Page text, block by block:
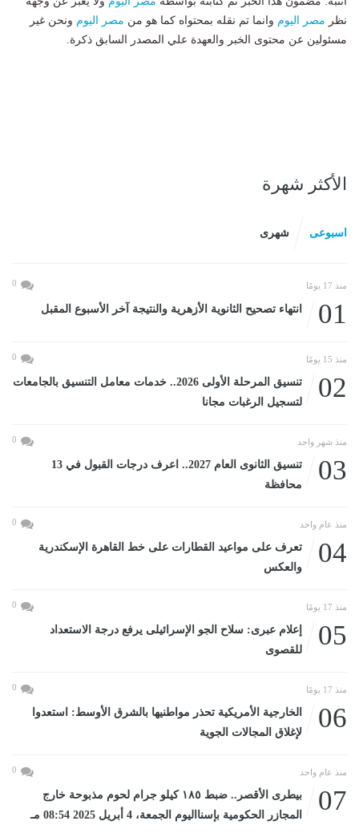
نظر مصر اليوم وانما تم نقله بمحتواه كما هو من مصر اليوم ونحن غير
مسئولين عن محتوى الخبر والعهدة علي المصدر السابق ذكرة.
الأكثر شهرة
اسبوعى شهرى
منذ 17 يومًا 0
01 انتهاء تصحيح الثانوية الأزهرية والنتيجة آخر الأسبوع المقبل
منذ 15 يومًا 0
02
تنسيق المرحلة الأولى 2026.. خدمات معامل التنسيق بالجامعات
لتسجيل الرغبات مجانا
منذ شهر واحد 0
03
تنسيق الثانوى العام 2027.. اعرف درجات القبول في 13
محافظة
منذ عام واحد 0
04
تعرف على مواعيد القطارات على خط القاهرة الإسكندرية
والعكس
منذ 17 يومًا 0
05
إعلام عبرى: سلاح الجو الإسرائيلى يرفع درجة الاستعداد
للقصوى
منذ 17 يومًا 0
06
الخارجية الأمريكية تحذر مواطنيها بالشرق الأوسط: استعدوا
لإغلاق المجالات الجوية
منذ عام واحد 0
07
بيطرى الأقصر.. ضبط ١٨٥ كيلو جرام لحوم مذبوحة خارج
المجازر الحكومية بإسنااليوم الجمعة، 4 أبريل 2025 08:54 مـ